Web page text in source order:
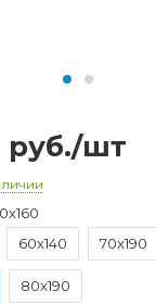
руб./шт
60x140 70x190
80x190